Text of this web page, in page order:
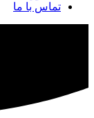
تماس با ما